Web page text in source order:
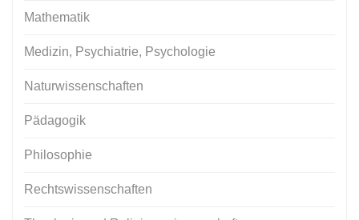
Mathematik
Medizin, Psychiatrie, Psychologie
Naturwissenschaften
Pädagogik
Philosophie
Rechtswissenschaften